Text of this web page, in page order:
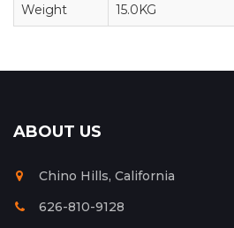
Weight 15.0KG
ABOUT US
Chino Hills, California
626-810-9128